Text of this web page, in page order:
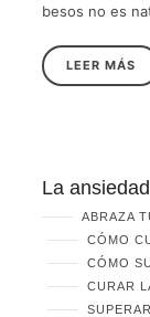
besos no es
LEER MÁS
La
ABRAZA
CÓMO
CÓMO
CURAR